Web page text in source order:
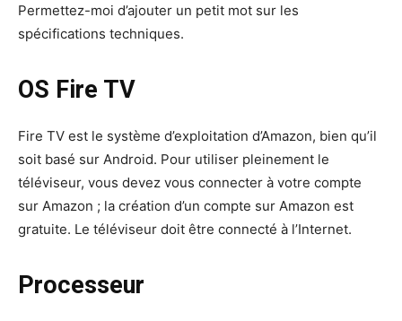
Permettez-moi d’ajouter un petit mot sur les
spécifications techniques.
OS Fire TV
Fire TV est le système d’exploitation d’Amazon, bien qu’il
soit basé sur Android. Pour utiliser pleinement le
téléviseur, vous devez vous connecter à votre compte
sur Amazon ; la création d’un compte sur Amazon est
gratuite. Le téléviseur doit être connecté à l’Internet.
Processeur